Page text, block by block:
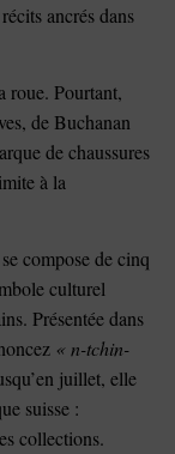
ancrés dans
roue. Pourtant,
de Buchanan
de chaussures
à la
se compose de cinq
culturel
Présentée dans
« n-tchin-
juillet, elle
suisse :
collections.